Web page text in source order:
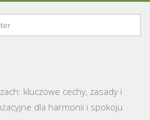
kluczowe cechy, zasady i
dla harmonii i spokoju